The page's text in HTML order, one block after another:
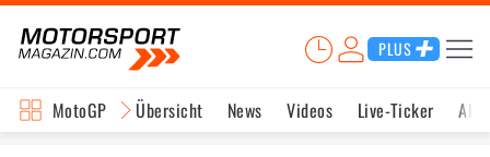
PLUS
MotoGP Übersicht News Videos Live-Ticker